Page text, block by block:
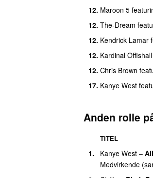
If It’s Lovin’
Raining Men
40. Talk That Talk (
You da One
49
Bad Girl (
Break It Off (
12. Maroon 5
12. The-Dream
12. Kendrick Lamar
12. Kardinal Offishall
12. Chris Brown
17. Kanye West
Anden rolle
TITEL
1. Kanye West –
Medvirkende